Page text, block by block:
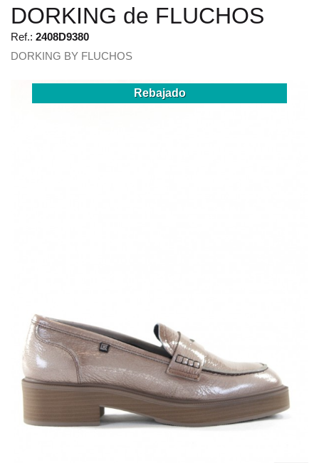
DORKING de FLUCHOS
Ref.: 2408D9380
DORKING BY FLUCHOS
Rebajado